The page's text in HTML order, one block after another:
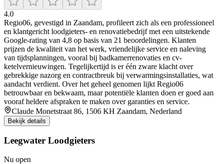
4.0
Regio06, gevestigd in Zaandam, profileert zich als een professioneel
en klantgericht loodgieters- en renovatiebedrijf met een uitstekende
Google-rating van 4,8 op basis van 21 beoordelingen. Klanten
prijzen de kwaliteit van het werk, vriendelijke service en naleving
van tijdsplanningen, vooral bij badkamerrenovaties en cv-
ketelvernieuwingen. Tegelijkertijd is er één zware klacht over
gebrekkige nazorg en contractbreuk bij verwarmingsinstallaties, wat
aandacht verdient. Over het geheel genomen lijkt Regio06
betrouwbaar en bekwaam, maar potentiële klanten doen er goed aan
vooraf heldere afspraken te maken over garanties en service.
Claude Monetstraat 86, 1506 KH Zaandam, Nederland
Bekijk details
Leegwater Loodgieters
Nu open